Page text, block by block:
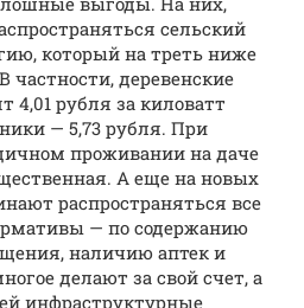
сельский
который на треть ниже
частности, деревенские
4,01 рубля за киловатт
— 5,73 рубля. При
проживании на даче
А еще на новых
распространяться все
— по содержанию
наличию аптек и
делают за свой счет, а
инфраструктурные